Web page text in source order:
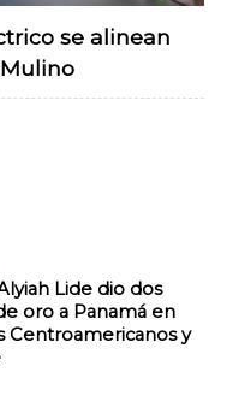
se alinean
Lide dio dos
oro a Panamá en
Centroamericanos y